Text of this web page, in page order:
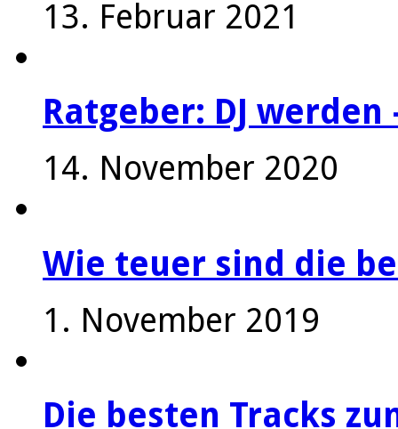
13. Februar 2021
Ratgeber: DJ
14. November 2020
Wie teuer sind die
1. November 2019
Die besten Tracks